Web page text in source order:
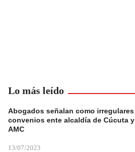
Lo más leído
Abogados señalan como irregulares
convenios ente alcaldía de Cúcuta y
AMC
13/07/2023